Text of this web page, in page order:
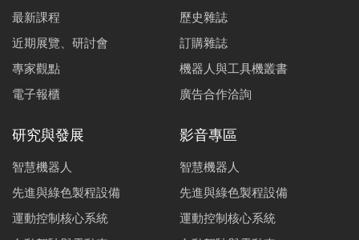
最新課程
近期展覽、研討會
專家觀點
電子報櫃
歷史雜誌
訂購雜誌
機器人與工具機叢書
廣告合作洽詢
研究與發展
智慧機器人
先進與綠色製程設備
運動控制核心系統
影音專區
智慧機器人
先進與綠色製程設備
運動控制核心系統